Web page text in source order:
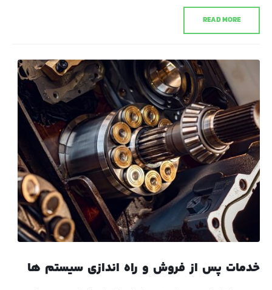
READ MORE
خدمات پس از فروش و راه اندازی سیستم ها